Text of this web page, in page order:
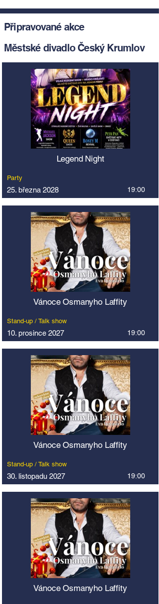
Připravované akce
Městské divadlo Český Krumlov
Legend Night
Party
25. března 2028 19:00
Vánoce Osmanyho Laffity
Stand-up / Talk show
10. prosince 2027 19:00
Vánoce Osmanyho Laffity
Stand-up / Talk show
30. listopadu 2027 19:00
Vánoce Osmanyho Laffity